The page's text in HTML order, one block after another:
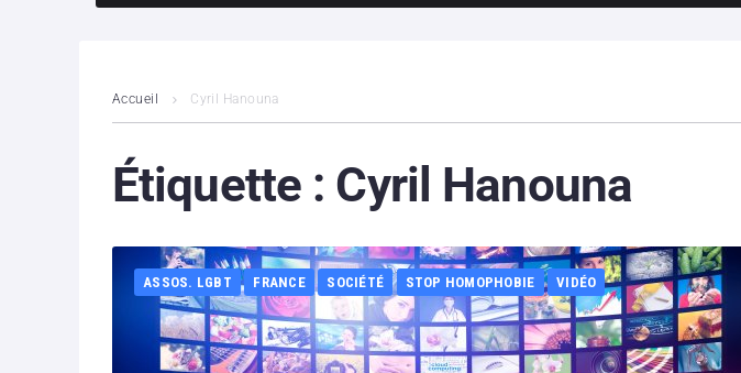
Accueil Cyril Hanouna
Étiquette : Cyril Hanouna
ASSOS. LGBT FRANCE SOCIÉTÉ STOP HOMOPHOBIE VIDÉO